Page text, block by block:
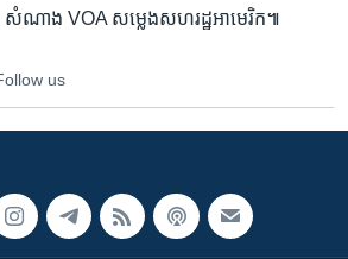
រ សំណាង VOA សម្លេងសហរដ្ឋអាមេរិក៕
us